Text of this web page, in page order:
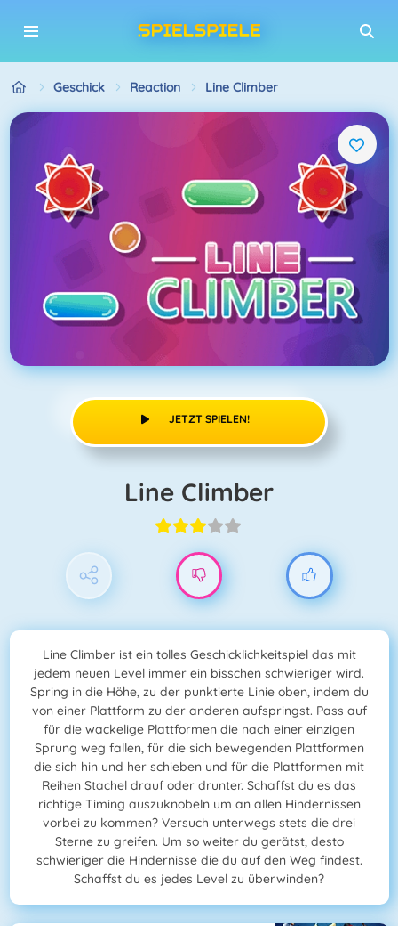
Geschick Reaction Line Climber
JETZT SPIELEN!
Line Climber
Line Climber ist ein tolles Geschicklichkeitspiel das mit
jedem neuen Level immer ein bisschen schwieriger wird.
Spring in die Höhe, zu der punktierte Linie oben, indem du
von einer Plattform zu der anderen aufspringst. Pass auf
für die wackelige Plattformen die nach einer einzigen
Sprung weg fallen, für die sich bewegenden Plattformen
die sich hin und her schieben und für die Plattformen mit
Reihen Stachel drauf oder drunter. Schaffst du es das
richtige Timing auszuknobeln um an allen Hindernissen
vorbei zu kommen? Versuch unterwegs stets die drei
Sterne zu greifen. Um so weiter du gerätst, desto
schwieriger die Hindernisse die du auf den Weg findest.
Schaffst du es jedes Level zu überwinden?